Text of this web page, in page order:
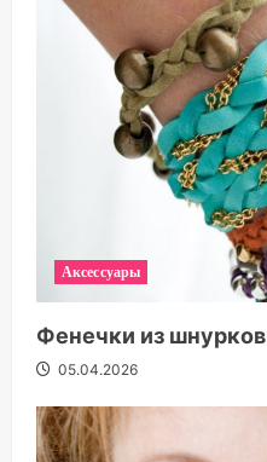
Аксессуары
Фенечки из шнурков
05.04.2026